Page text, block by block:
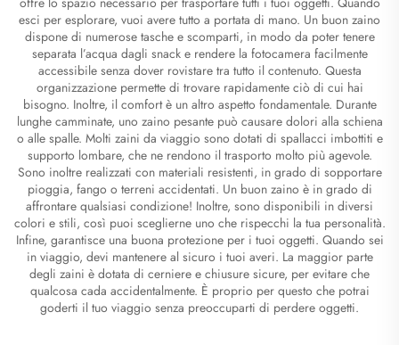
esci per esplorare, vuoi avere tutto a portata di mano. Un buon zaino
dispone di numerose tasche e scomparti, in modo da poter tenere
separata l’acqua dagli snack e rendere la fotocamera facilmente
accessibile senza dover rovistare tra tutto il contenuto. Questa
organizzazione permette di trovare rapidamente ciò di cui hai
bisogno. Inoltre, il comfort è un altro aspetto fondamentale. Durante
lunghe camminate, uno zaino pesante può causare dolori alla schiena
o alle spalle. Molti zaini da viaggio sono dotati di spallacci imbottiti e
supporto lombare, che ne rendono il trasporto molto più agevole.
Sono inoltre realizzati con materiali resistenti, in grado di sopportare
pioggia, fango o terreni accidentati. Un buon zaino è in grado di
affrontare qualsiasi condizione! Inoltre, sono disponibili in diversi
colori e stili, così puoi sceglierne uno che rispecchi la tua personalità.
Infine, garantisce una buona protezione per i tuoi oggetti. Quando sei
in viaggio, devi mantenere al sicuro i tuoi averi. La maggior parte
degli zaini è dotata di cerniere e chiusure sicure, per evitare che
qualcosa cada accidentalmente. È proprio per questo che potrai
goderti il tuo viaggio senza preoccuparti di perdere oggetti.